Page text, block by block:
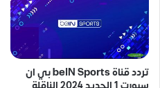
تردد قناة beIN Sports بي ان